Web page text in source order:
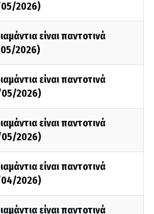
2026)
είναι παντοτινά
2026)
είναι παντοτινά
2026)
είναι παντοτινά
2026)
είναι παντοτινά
2026)
είναι παντοτινά